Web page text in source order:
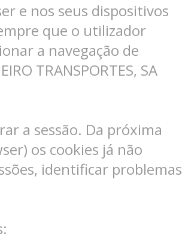
e nos seus dispositivos
que o utilizador
a navegação de
TRANSPORTES, SA
a sessão. Da próxima
os cookies já não
identificar problemas